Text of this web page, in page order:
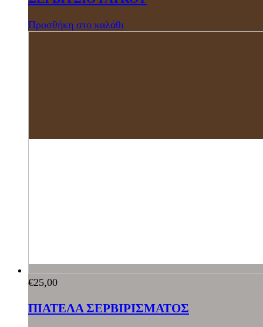
Προσθήκη στο καλάθι
€25,00
ΠΙΑΤΕΛΑ ΣΕΡΒΙΡΙΣΜΑΤΟΣ